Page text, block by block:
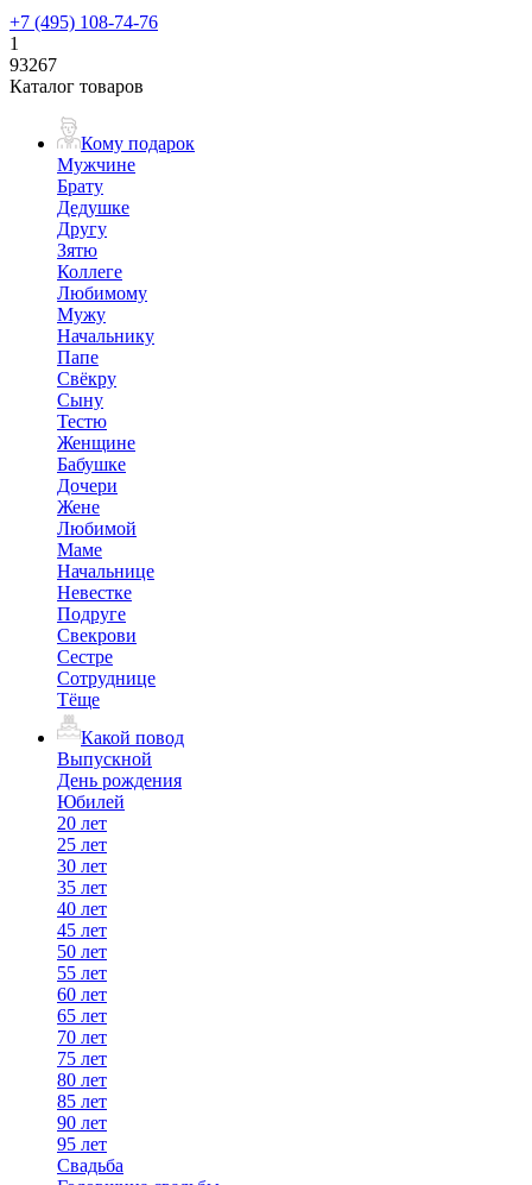
+7 (495) 108-74-76
1
93267
Каталог товаров
Кому подарок
Мужчине
Брату
Дедушке
Другу
Зятю
Коллеге
Любимому
Мужу
Начальнику
Папе
Свёкру
Сыну
Тестю
Женщине
Бабушке
Дочери
Жене
Любимой
Маме
Начальнице
Невестке
Подруге
Свекрови
Сестре
Сотруднице
Тёще
Какой повод
Выпускной
День рождения
Юбилей
20 лет
25 лет
30 лет
35 лет
40 лет
45 лет
50 лет
55 лет
60 лет
65 лет
70 лет
75 лет
80 лет
85 лет
90 лет
95 лет
Свадьба